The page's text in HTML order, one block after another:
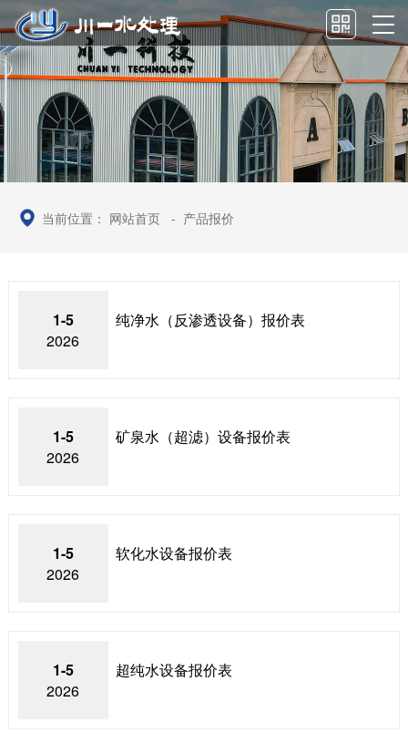
当前位置： 网站首页 - 产品报价
1-5
2026
纯净水（反渗透设备）报价表
1-5
2026
矿泉水（超滤）设备报价表
1-5
2026
软化水设备报价表
1-5
2026
超纯水设备报价表